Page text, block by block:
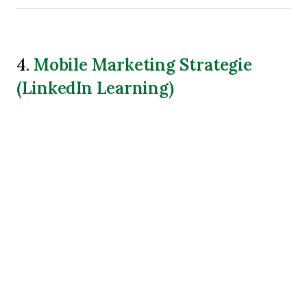
4. Mobile Marketing Strategie
(LinkedIn Learning)